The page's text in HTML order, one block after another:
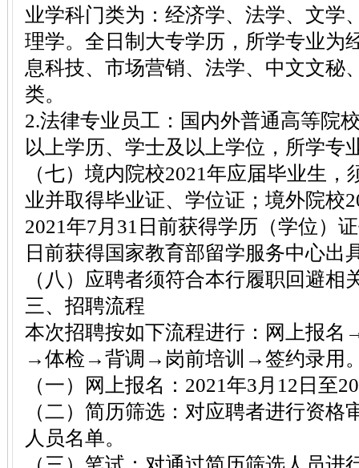
业学科门类为：经济学、法学、文学
理学。全日制大专学历，所学专业为
息科技、市场营销、法学、中文文秘
类。
2.法律专业员工：国内外普通高等院
以上学历、学士及以上学位，所学专
（七）境内院校2021年应届毕业生，
业并取得毕业证、学位证；境外院校
2021年7月31日前获得学历（学位）
日前获得国家教育部留学服务中心出
（八）应聘者须符合本行履职回避相
三、招聘流程
本次招聘按如下流程进行：网上报
→体检→背调→岗前培训→签约录用
（一）网上报名：2021年3月12日至
（二）简历筛选：对应聘者进行资格
人员名单。